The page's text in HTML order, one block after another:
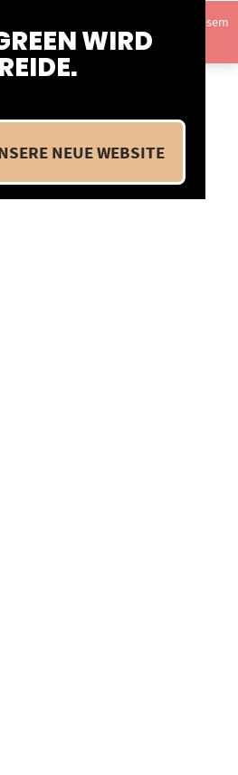
WIRD
NEUE WEBSITE
wir uns im Betriebsurlaub. In diesem
Versand statt.Ausblenden